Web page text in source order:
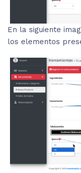
En la siguiente
los elementos